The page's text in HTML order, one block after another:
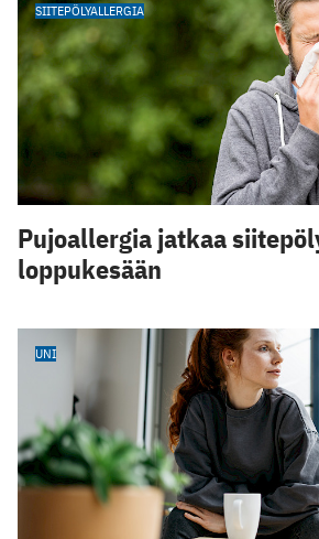
SIITEPÖLYALLERGIA
Pujoallergia jatkaa
loppukesään
UNI